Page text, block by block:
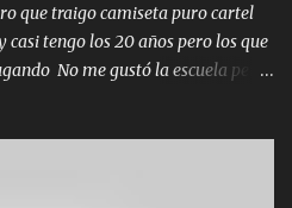
que traigo camiseta puro cartel
tengo los 20 años pero los que
No me gustó la escuela pero